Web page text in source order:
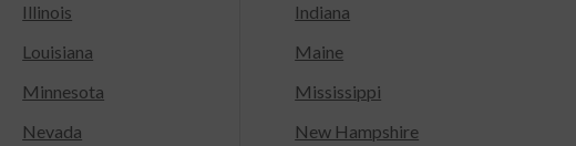
Illinois
Indiana
Louisiana
Maine
Minnesota
Mississippi
Nevada
New Hampshire